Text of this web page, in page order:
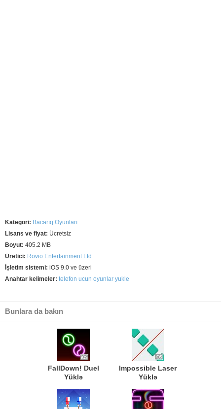
Kategori: Bacarıq Oyunları
Lisans ve fiyat: Ücretsiz
Boyut: 405.2 MB
Üretici: Rovio Entertainment Ltd
İşletim sistemi: iOS 9.0 ve üzeri
Anahtar kelimeler: telefon ucun oyunlar yukle
Bunlara da bakın
FallDown! Duel
Yüklə
Impossible Laser
Yüklə